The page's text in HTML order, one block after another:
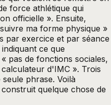
force athlétique qui
officielle ». Ensuite,
ma forme physique »
par exercice et par séance
ce que
pas de fonctions sociales,
d'IMC ». Trois
phrase. Voilà
quelque chose de